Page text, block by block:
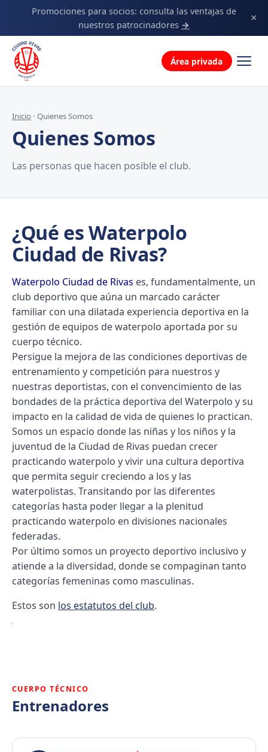
Promociones para socios: consulta las ventajas de
nuestros patrocinadores →
×
Decálogo
Área privada
Inicio · Quienes Somos
Quienes Somos
Las personas que hacen posible el club.
¿Qué es Waterpolo
Ciudad de Rivas?
Waterpolo Ciudad de Rivas es, fundamentalmente, un
club deportivo que aúna un marcado carácter
familiar con una dilatada experiencia deportiva en la
gestión de equipos de waterpolo aportada por su
cuerpo técnico.
Persigue la mejora de las condiciones deportivas de
entrenamiento y competición para nuestros y
nuestras deportistas, con el convencimiento de las
bondades de la práctica deportiva del Waterpolo y su
impacto en la calidad de vida de quienes lo practican.
Somos un espacio donde las niñas y los niños y la
juventud de la Ciudad de Rivas puedan crecer
practicando waterpolo y vivir una cultura deportiva
que permita seguir creciendo a los y las
waterpolistas. Transitando por las diferentes
categorías hasta poder llegar a la plenitud
practicando waterpolo en divisiones nacionales
federadas.
Por último somos un proyecto deportivo inclusivo y
atiende a la diversidad, donde se compaginan tanto
categorías femeninas como masculinas.
Estos son los estatutos del club.
CUERPO TÉCNICO
Entrenadores